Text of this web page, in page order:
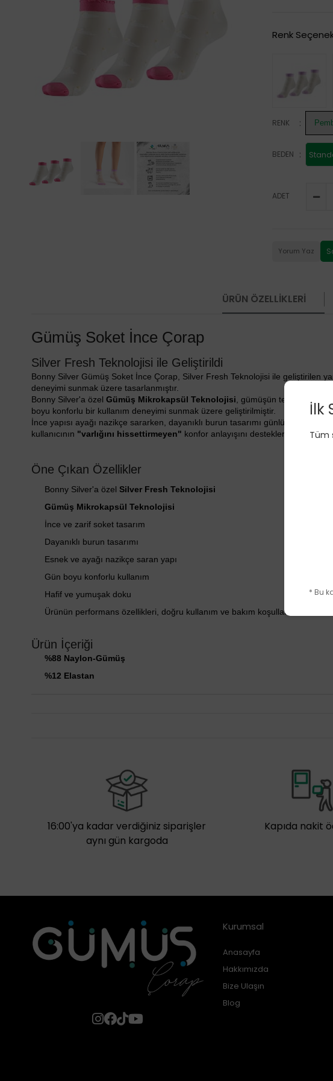
Renk
RENK :
BEDEN :
ADET
Yorum Yaz
ÜRÜN ÖZELLIKLERI
Gümüş Soket İnce Çorap
Silver Fresh Teknolojisi ile Geliştirildi
Bonny Silver Gümüş Soket İnce Çorap, Silver Fresh Teknolojisi ile geliştirilen
deneyimi sunmak üzere tasarlanmıştır.
Bonny Silver'a özel Gümüş Mikrokapsül Teknolojisi , gümüşün tekstil
boyu konforlu bir kullanım deneyimi sunmak üzere geliştirilmiştir.
İnce yapısı ayağı nazikçe sararken, dayanıklı burun tasarımı günlük
kullanıcının "varlığını hissettirmeyen" konfor anlayışını destekler.
Öne Çıkan Özellikler
Bonny Silver'a özel Silver Fresh Teknolojisi
Gümüş Mikrokapsül Teknolojisi
İnce ve zarif soket tasarım
Dayanıklı burun tasarımı
Esnek ve ayağı nazikçe saran yapı
Gün boyu konforlu kullanım
Hafif ve yumuşak doku
Ürünün performans özellikleri, doğru kullanım ve bakım koşullarında
Ürün İçeriği
%88 Naylon-Gümüş
%12 Elastan
16:00'ya kadar verdiğiniz siparişler
aynı gün kargoda
Kapıda nakit
Kurumsal
Anasayfa
Hakkımızda
Bize Ulaşın
Blog
İlk
Tüm
* Bu